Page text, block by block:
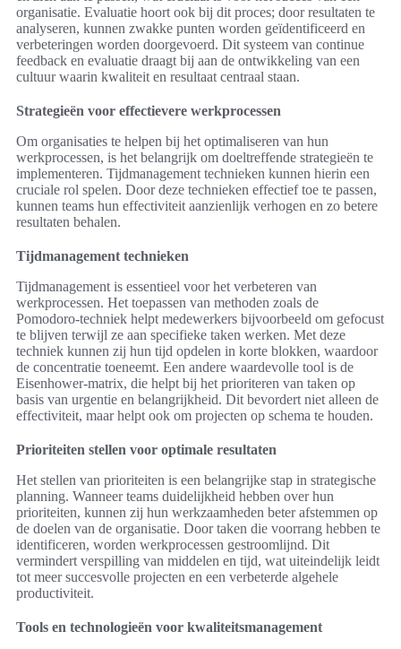
organisatie. Evaluatie hoort ook bij dit proces; door resultaten te
analyseren, kunnen zwakke punten worden geïdentificeerd en
verbeteringen worden doorgevoerd. Dit systeem van continue
feedback en evaluatie draagt bij aan de ontwikkeling van een
cultuur waarin kwaliteit en resultaat centraal staan.
Strategieën voor effectievere werkprocessen
Om organisaties te helpen bij het optimaliseren van hun
werkprocessen, is het belangrijk om doeltreffende strategieën te
implementeren. Tijdmanagement technieken kunnen hierin een
cruciale rol spelen. Door deze technieken effectief toe te passen,
kunnen teams hun effectiviteit aanzienlijk verhogen en zo betere
resultaten behalen.
Tijdmanagement technieken
Tijdmanagement is essentieel voor het verbeteren van
werkprocessen. Het toepassen van methoden zoals de
Pomodoro-techniek helpt medewerkers bijvoorbeeld om gefocust
te blijven terwijl ze aan specifieke taken werken. Met deze
techniek kunnen zij hun tijd opdelen in korte blokken, waardoor
de concentratie toeneemt. Een andere waardevolle tool is de
Eisenhower-matrix, die helpt bij het prioriteren van taken op
basis van urgentie en belangrijkheid. Dit bevordert niet alleen de
effectiviteit, maar helpt ook om projecten op schema te houden.
Prioriteiten stellen voor optimale resultaten
Het stellen van prioriteiten is een belangrijke stap in strategische
planning. Wanneer teams duidelijkheid hebben over hun
prioriteiten, kunnen zij hun werkzaamheden beter afstemmen op
de doelen van de organisatie. Door taken die voorrang hebben te
identificeren, worden werkprocessen gestroomlijnd. Dit
vermindert verspilling van middelen en tijd, wat uiteindelijk leidt
tot meer succesvolle projecten en een verbeterde algehele
productiviteit.
Tools en technologieën voor kwaliteitsmanagement